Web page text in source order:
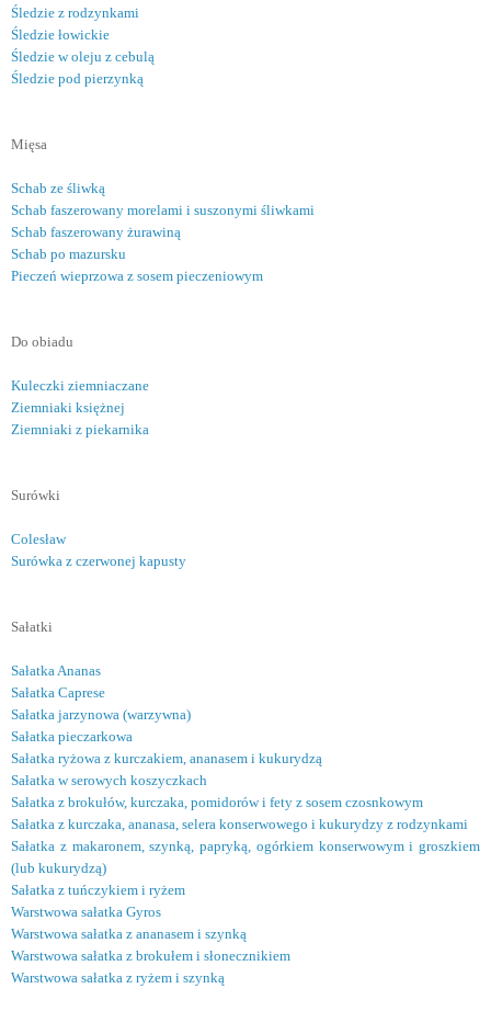
Śledzie z rodzynkami
Śledzie łowickie
Śledzie w oleju z cebulą
Śledzie pod pierzynką
Mięsa
Schab ze śliwką
Schab faszerowany morelami i suszonymi śliwkami
Schab faszerowany żurawiną
Schab po mazursku
Pieczeń wieprzowa z sosem pieczeniowym
Do obiadu
Kuleczki ziemniaczane
Ziemniaki księżnej
Ziemniaki z piekarnika
Surówki
Colesław
Surówka z czerwonej kapusty
Sałatki
Sałatka Ananas
Sałatka Caprese
Sałatka jarzynowa (warzywna)
Sałatka pieczarkowa
Sałatka ryżowa z kurczakiem, ananasem i kukurydzą
Sałatka w serowych koszyczkach
Sałatka z brokułów, kurczaka, pomidorów i fety z sosem czosnkowym
Sałatka z kurczaka, ananasa, selera konserwowego i kukurydzy z rodzynkami
Sałatka z makaronem, szynką, papryką, ogórkiem konserwowym i groszkiem
(lub kukurydzą)
Sałatka z tuńczykiem i ryżem
Warstwowa sałatka Gyros
Warstwowa sałatka z ananasem i szynką
Warstwowa sałatka z brokułem i słonecznikiem
Warstwowa sałatka z ryżem i szynką